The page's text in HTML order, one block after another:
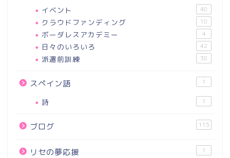
イベント 40
クラウドファンディング 10
ボーダレスアカデミー 4
日々のいろいろ 42
派遣前訓練 38
スペイン語 1
詩 1
ブログ 115
リセの夢応援 1